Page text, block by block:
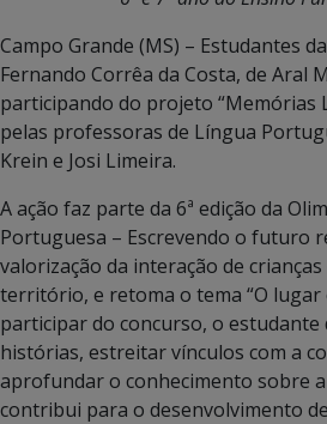
Campo Grande (MS) – Estudantes
Fernando Corrêa da Costa, de Aral
participando do projeto “Memórias
pelas professoras de Língua
Krein e Josi Limeira.
A ação faz parte da 6ª edição da
Portuguesa – Escrevendo o futuro
valorização da interação de
território, e retoma o tema “O lugar
participar do concurso, o estudante
histórias, estreitar vínculos com a
aprofundar o conhecimento sobre
contribui para o desenvolvimento